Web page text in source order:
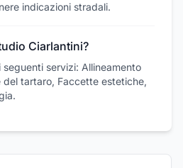
indicazioni stradali.
Ciarlantini?
servizi: Allineamento
tartaro, Faccette estetiche,